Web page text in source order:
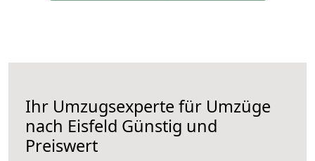
Ihr Umzugsexperte für Umzüge
nach Eisfeld Günstig und
Preiswert